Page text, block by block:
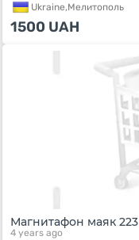
Ukraine,Мелитополь
1500 UAH
Магнитафон маяк 223
4 years ago